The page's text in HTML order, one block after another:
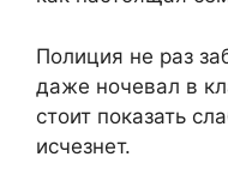
Полиция не раз
даже ночевал в
стоит показать
исчезнет.